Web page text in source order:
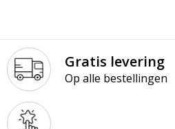
Gratis levering
Op alle bestellingen